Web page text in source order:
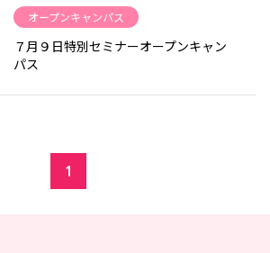
オープンキャンパス
７月９日特別セミナーオープンキャン
パス
1